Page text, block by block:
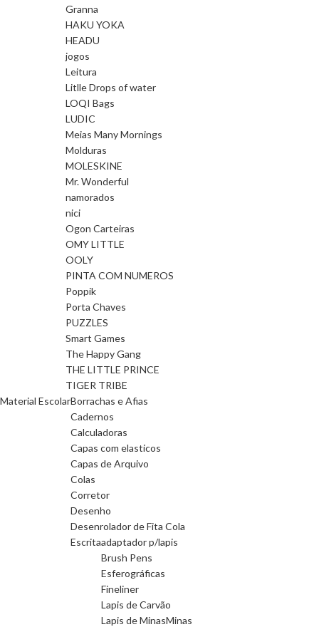
Granna
HAKU YOKA
HEADU
jogos
Leitura
Litlle Drops of water
LOQI Bags
LUDIC
Meias Many Mornings
Molduras
MOLESKINE
Mr. Wonderful
namorados
nici
Ogon Carteiras
OMY LITTLE
OOLY
PINTA COM NUMEROS
Poppik
Porta Chaves
PUZZLES
Smart Games
The Happy Gang
THE LITTLE PRINCE
TIGER TRIBE
Material EscolarBorrachas e Afias
Cadernos
Calculadoras
Capas com elasticos
Capas de Arquivo
Colas
Corretor
Desenho
Desenrolador de Fita Cola
Escritaadaptador p/lapis
Brush Pens
Esferográficas
Fineliner
Lapis de Carvão
Lapis de MinasMinas